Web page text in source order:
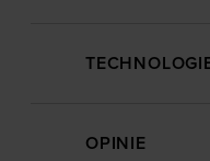
OPINIE